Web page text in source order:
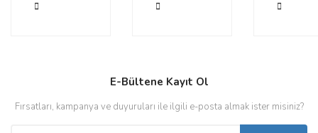
E-Bültene Kayıt Ol
Fırsatları, kampanya ve duyuruları ile ilgili e-posta almak ister misiniz?